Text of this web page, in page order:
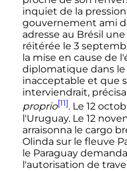
inquiet de la
gouvernement ami
adresse au Brésil
réitérée le 3
la mise en cause de
diplomatique dans le
inacceptable et que
interviendrait,
proprio[11]. Le 12
l'Uruguay. Le 12
arraisonna le cargo
Olinda sur le fleuve
le Paraguay
l'autorisation de